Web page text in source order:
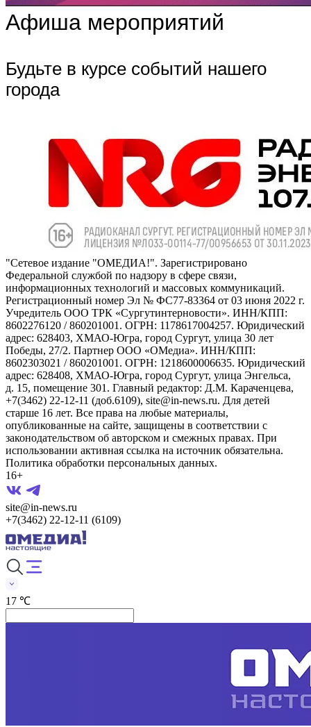
Афиша мероприятий
Будьте в курсе событий нашего
города
"Сетевое издание "ОМЕДИА!". Зарегистрировано
Федеральной службой по надзору в сфере связи,
информационных технологий и массовых коммуникаций.
Регистрационный номер Эл № ФС77-83364 от 03 июня 2022 г.
Учредитель ООО ТРК «Сургутинтерновости». ИНН/КПП:
8602276120 / 860201001. ОГРН: 1178617004257. Юридический
адрес: 628403, ХМАО-Югра, город Сургут, улица 30 лет
Победы, 27/2. Партнер ООО «ОМедиа». ИНН/КПП:
8602303021 / 860201001. ОГРН: 1218600006635. Юридический
адрес: 628408, ХМАО-Югра, город Сургут, улица Энгельса,
д. 15, помещение 301. Главный редактор: Д.М. Караченцева,
+7(3462) 22-12-11 (доб.6109), site@in-news.ru. Для детей
старше 16 лет. Все права на любые материалы,
опубликованные на сайте, защищены в соответствии с
законодательством об авторском и смежных правах. При
использовании активная ссылка на источник обязательна.
Политика обработки персональных данных.
16+
site@in-news.ru
+7(3462) 22-12-11 (6109)
17 ℃